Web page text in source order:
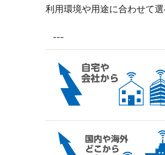
利用環境や用途に合わせて選
---